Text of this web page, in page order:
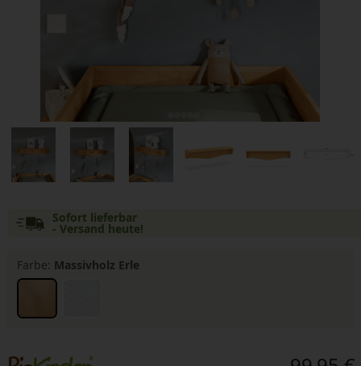
Sofort lieferbar
- Versand heute!
Farbe: Massivholz Erle